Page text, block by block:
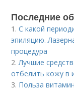
Последние
1.С какой
эпиляцию.
процедура
2.Лучшие
отбелить кожу в
3. Польза